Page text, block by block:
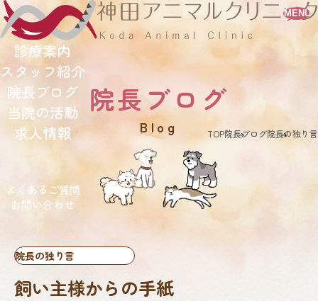
MENU
診療案内
スタッフ紹介
院長ブログ
当院の活動
求人情報
よくあるご質問
お問い合わせ
TOP院長ブログ院長の独り言
院長ブログ
blog
院長の独り言
飼い主様からの手紙